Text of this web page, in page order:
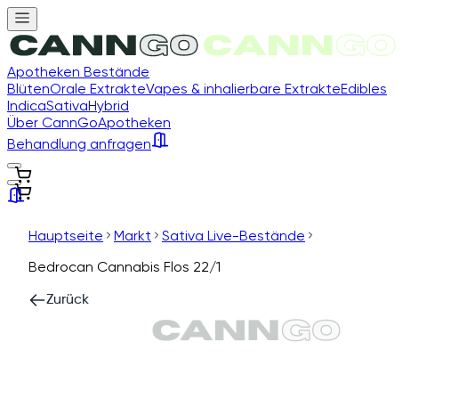
Apotheken Bestände
BlütenOrale ExtrakteVapes & inhalierbare ExtrakteEdibles
IndicaSativaHybrid
Über CannGoApotheken
Behandlung anfragen
Hauptseite Markt
Sativa Live-Bestände
Bedrocan Cannabis Flos 22/1
Zurück